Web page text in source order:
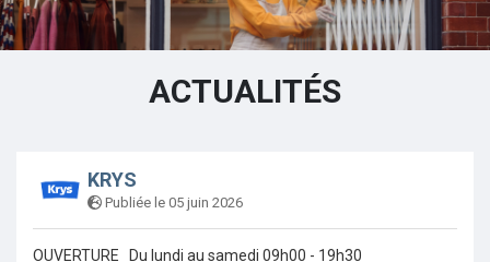
ACTUALITÉS
KRYS
Publiée le 05 juin 2026
OUVERTURE Du lundi au samedi 09h00 - 19h30